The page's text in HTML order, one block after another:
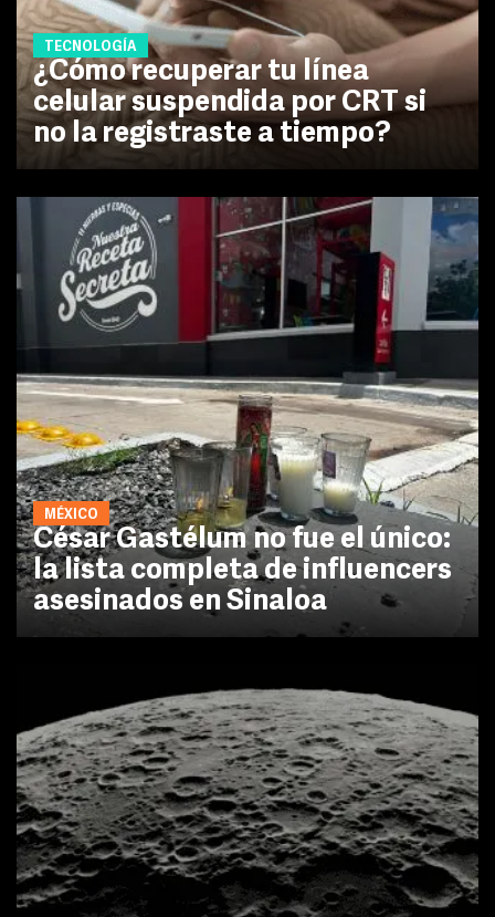
TECNOLOGÍA
¿Cómo recuperar tu línea
celular suspendida por CRT si
no la registraste a tiempo?
MÉXICO
César Gastélum no fue el único:
la lista completa de influencers
asesinados en Sinaloa